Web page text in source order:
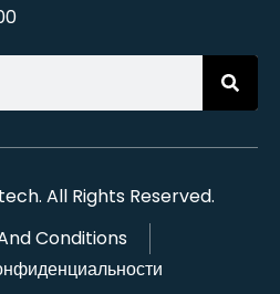
. All Rights Reserved.
Conditions